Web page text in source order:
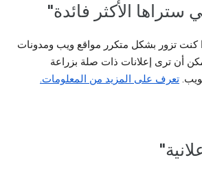
ستراها الأكثر فائدة"
كنت تزور بشكل متكرر مواقع ويب ومدونات
أن ترى إعلانات ذات صلة بزراعة
تعرف على المزيد من المعلومات.